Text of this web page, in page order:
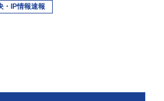
・IP情報速報